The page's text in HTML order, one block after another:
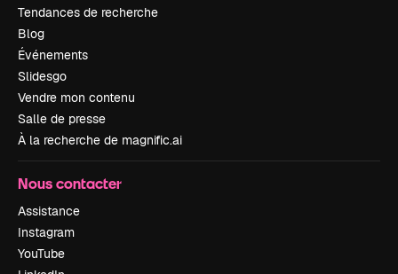
Tendances de recherche
Blog
Événements
Slidesgo
Vendre mon contenu
Salle de presse
À la recherche de magnific.ai
Nous contacter
Assistance
Instagram
YouTube